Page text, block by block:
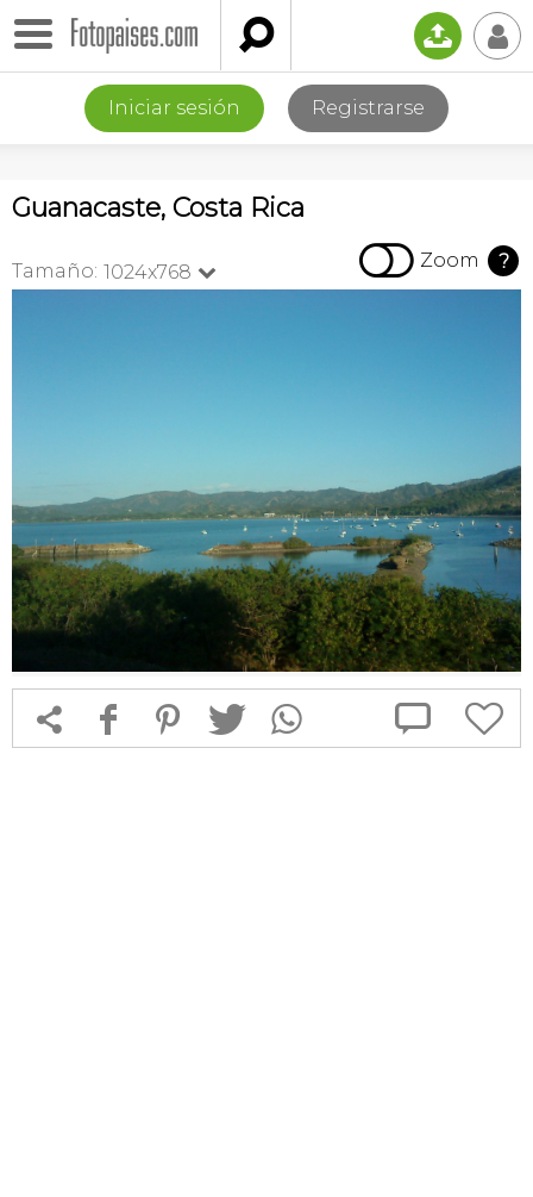
 📤 👤
Iniciar sesión Registrarse
Guanacaste, Costa Rica
Tamaño: 1024x768   Zoom ?
 f 1 T  